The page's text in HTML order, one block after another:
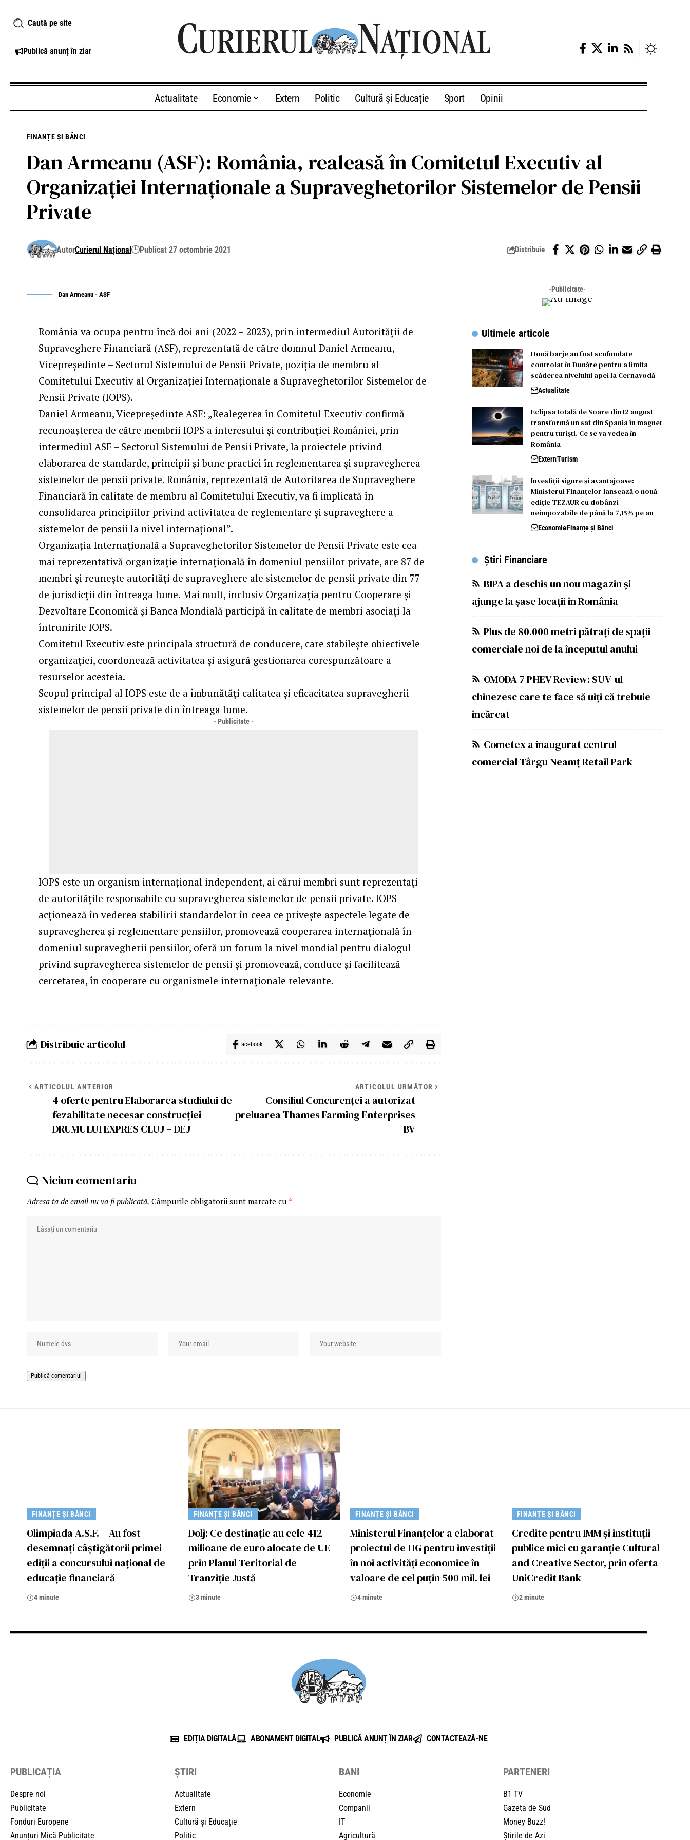
Caută pe site
Publică anunț în ziar
Actualitate Economie Extern Politic Cultură și Educație Sport Opinii
FINANȚE ȘI BĂNCI
Dan Armeanu (ASF): România, realeasă în Comitetul Executiv al
Organizaţiei Internaţionale a Supraveghetorilor Sistemelor de Pensii
Private
AutorCurierul Național Publicat 27 octombrie 2021 Distribuie
Dan Armeanu - ASF
România va ocupa pentru încă doi ani (2022 – 2023), prin intermediul Autorității de
Supraveghere Financiară (ASF), reprezentată de către domnul Daniel Armeanu,
Vicepreședinte – Sectorul Sistemului de Pensii Private, poziția de membru al
Comitetului Executiv al Organizaţiei Internaţionale a Supraveghetorilor Sistemelor de
Pensii Private (IOPS).
Daniel Armeanu, Vicepreședinte ASF: „Realegerea în Comitetul Executiv confirmă
recunoașterea de către membrii IOPS a interesului și contribuției României, prin
intermediul ASF – Sectorul Sistemului de Pensii Private, la proiectele privind
elaborarea de standarde, principii și bune practici în reglementarea și supravegherea
sistemelor de pensii private. România, reprezentată de Autoritarea de Supraveghere
Financiară în calitate de membru al Comitetului Executiv, va fi implicată în
consolidarea principiilor privind activitatea de reglementare și supraveghere a
sistemelor de pensii la nivel internațional”.
Organizaţia Internaţională a Supraveghetorilor Sistemelor de Pensii Private este cea
mai reprezentativă organizație internațională în domeniul pensiilor private, are 87 de
membri și reunește autorități de supraveghere ale sistemelor de pensii private din 77
de jurisdicții din întreaga lume. Mai mult, inclusiv Organizația pentru Cooperare și
Dezvoltare Economică și Banca Mondială participă în calitate de membri asociați la
întrunirile IOPS.
Comitetul Executiv este principala structură de conducere, care stabilește obiectivele
organizației, coordonează activitatea și asigură gestionarea corespunzătoare a
resurselor acesteia.
Scopul principal al IOPS este de a îmbunătăți calitatea și eficacitatea supravegherii
sistemelor de pensii private din întreaga lume.
- Publicitate -
IOPS este un organism internațional independent, ai cărui membri sunt reprezentați
de autoritățile responsabile cu supravegherea sistemelor de pensii private. IOPS
acționează în vederea stabilirii standardelor în ceea ce priveşte aspectele legate de
supravegherea şi reglementare pensiilor, promovează cooperarea internațională în
domeniul supravegherii pensiilor, oferă un forum la nivel mondial pentru dialogul
privind supravegherea sistemelor de pensii și promovează, conduce și facilitează
cercetarea, în cooperare cu organismele internaționale relevante.
Distribuie articolul Facebook
ARTICOLUL ANTERIOR
4 oferte pentru Elaborarea studiului de
fezabilitate necesar construcției
DRUMULUI EXPRES CLUJ – DEJ
ARTICOLUL URMĂTOR
Consiliul Concurenţei a autorizat
preluarea Thames Farming Enterprises
BV
Niciun comentariu
Adresa ta de email nu va fi publicată. Câmpurile obligatorii sunt marcate cu *
-Publicitate-
Ultimele articole
Două barje au fost scufundate
controlat în Dunăre pentru a limita
scăderea nivelului apei la Cernavodă
Actualitate
Eclipsa totală de Soare din 12 august
transformă un sat din Spania în magnet
pentru turiști. Ce se va vedea în
România
ExternTurism
Investiții sigure și avantajoase:
Ministerul Finanțelor lansează o nouă
ediție TEZAUR cu dobânzi
neimpozabile de până la 7,15% pe an
EconomieFinanțe și Bănci
Știri Financiare
BIPA a deschis un nou magazin și
ajunge la șase locații în România
Plus de 80.000 metri pătrați de spații
comerciale noi de la începutul anului
OMODA 7 PHEV Review: SUV-ul
chinezesc care te face să uiți că trebuie
încărcat
Cometex a inaugurat centrul
comercial Târgu Neamț Retail Park
FINANȚE ȘI BĂNCI
Olimpiada A.S.F. – Au fost
desemnați câștigătorii primei
ediții a concursului național de
educație financiară
4 minute
FINANȚE ȘI BĂNCI
Dolj: Ce destinație au cele 412
milioane de euro alocate de UE
prin Planul Teritorial de
Tranziție Justă
3 minute
FINANȚE ȘI BĂNCI
Ministerul Finanțelor a elaborat
proiectul de HG pentru investiţii
în noi activități economice în
valoare de cel puțin 500 mil. lei
4 minute
FINANȚE ȘI BĂNCI
Credite pentru IMM și instituții
publice mici cu garanție Cultural
and Creative Sector, prin oferta
UniCredit Bank
2 minute
EDIȚIA DIGITALĂ ABONAMENT DIGITAL PUBLICĂ ANUNȚ ÎN ZIAR CONTACTEAZĂ-NE
PUBLICAȚIA
Despre noi
Publicitate
Fonduri Europene
Anunțuri Mică Publicitate
ȘTIRI
Actualitate
Extern
Cultură și Educație
Politic
BANI
Economie
Companii
IT
Agricultură
PARTENERI
B1 TV
Gazeta de Sud
Money Buzz!
Știrile de Azi